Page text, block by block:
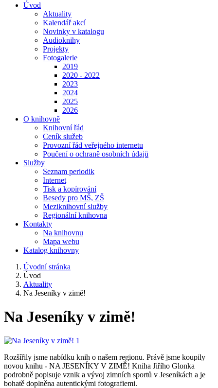
Úvod
Aktuality
Kalendář akcí
Novinky v katalogu
Audioknihy
Projekty
Fotogalerie
2019
2020 - 2022
2023
2024
2025
2026
O knihovně
Knihovní řád
Ceník služeb
Provozní řád veřejného internetu
Poučení o ochraně osobních údajů
Služby
Seznam periodik
Internet
Tisk a kopírování
Besedy pro MŠ, ZŠ
Meziknihovní služby
Regionální knihovna
Kontakty
Na knihovnu
Mapa webu
Katalog knihovny
Úvodní stránka
Úvod
Aktuality
Na Jeseníky v zimě!
Na Jeseníky v zimě!
Rozšířily jsme nabídku knih o našem regionu. Právě jsme koupily
novou knihu - NA JESENÍKY V ZIMĚ! Kniha Jiřího Glonka
podrobně popisuje vznik a vývoj zimních sportů v Jeseníkách a je
bohatě doplněna autentickými fotografiemi.